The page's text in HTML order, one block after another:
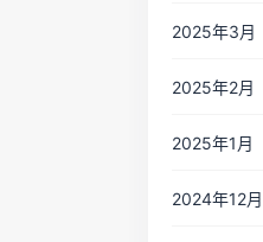
2025年3月
2025年2月
2025年1月
2024年12月